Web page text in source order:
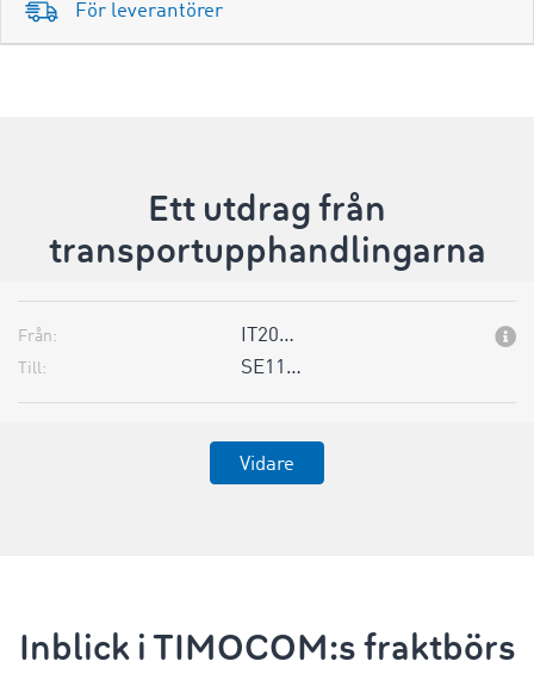
För leverantörer
Ett utdrag från
transportupphandlingarna
Från: IT20…
Till: SE11…
Vidare
Inblick i TIMOCOM:s fraktbörs